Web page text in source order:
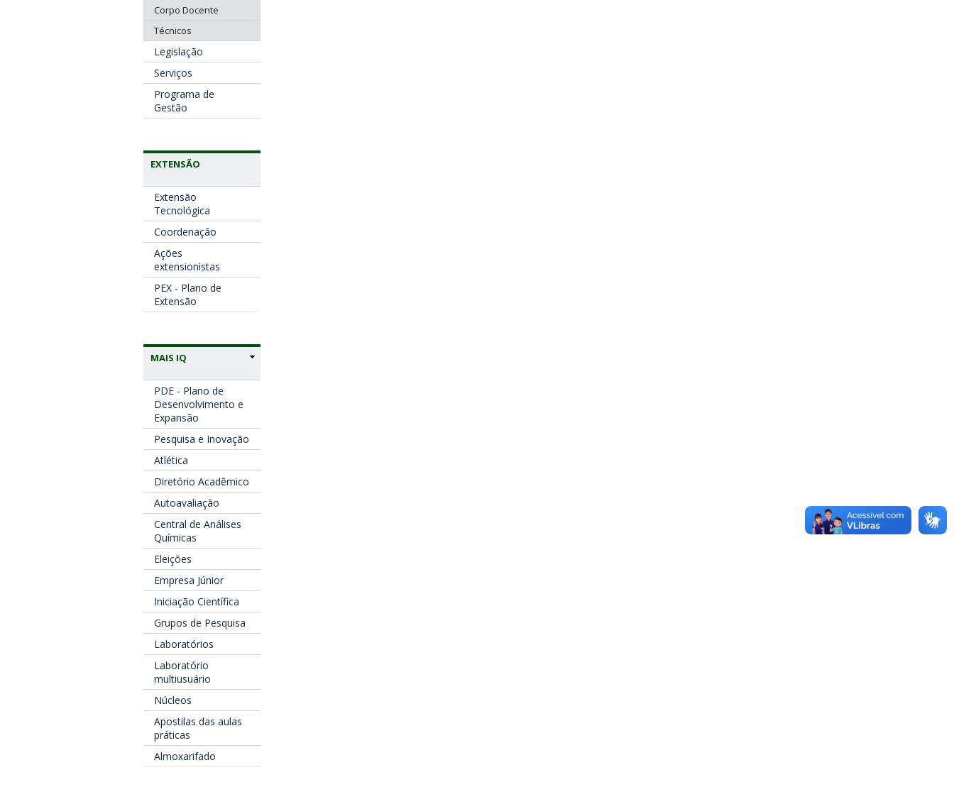
Corpo Docente
Técnicos
Legislação
Serviços
Programa de
Gestão
EXTENSÃO
Extensão
Tecnológica
Coordenação
Ações
extensionistas
PEX - Plano de
Extensão
MAIS IQ
PDE - Plano de
Desenvolvimento e
Expansão
Pesquisa e Inovação
Atlética
Diretório Acadêmico
Autoavaliação
Central de Análises
Químicas
Eleições
Empresa Júnior
Iniciação Científica
Grupos de Pesquisa
Laboratórios
Laboratório
multiusuário
Núcleos
Apostilas das aulas
práticas
Almoxarifado